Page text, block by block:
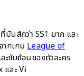
นส์กว่า SS1 มาก และ
ากเกมLeague of
ะซับซ้อนของตัวละคร
และ Vi